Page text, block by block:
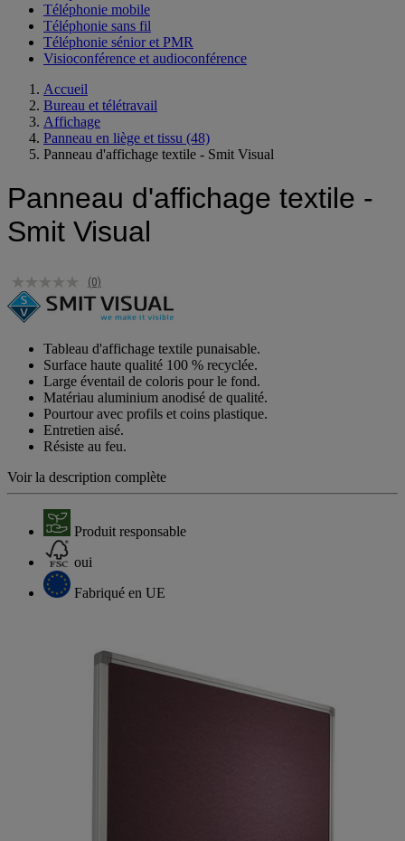
Téléphonie mobile
Téléphonie sans fil
Téléphonie sénior et PMR
Visioconférence et audioconférence
Accueil
Bureau et télétravail
Affichage
Panneau en liège et tissu (48)
Panneau d'affichage textile - Smit Visual
Panneau d'affichage textile -
Smit Visual
(0)
Tableau d'affichage textile punaisable.
Surface haute qualité 100 % recyclée.
Large éventail de coloris pour le fond.
Matériau aluminium anodisé de qualité.
Pourtour avec profils et coins plastique.
Entretien aisé.
Résiste au feu.
Voir la description complète
Produit responsable
oui
Fabriqué en UE